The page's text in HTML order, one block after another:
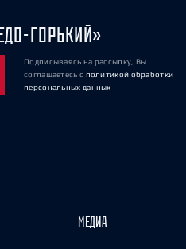
ГОРЬКИЙ»
Подписываясь на рассылку, Вы
соглашаетесь с политикой обработки
персональных данных
МЕДИА